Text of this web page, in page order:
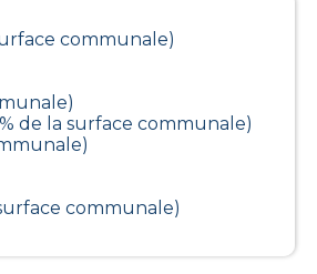
communale)
de la surface communale)
communale)